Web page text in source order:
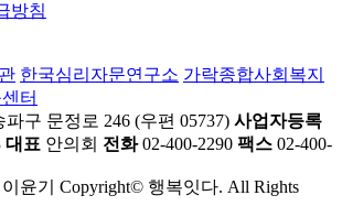
방침
한국심리자문연구소 가락종합사회복지
터
구 문정로 246 (우편 05737) 사업자등록
대표 안의회 전화02-400-2290 팩스 02-400-
이윤기
Copyright© 행복잇다. All Rights